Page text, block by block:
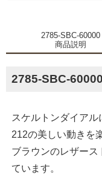
2785-SBC-60000
商品説明
2785-SBC-60000
スケルトンダイア
212の美しい動きを
ブラウンのレザース
ています。